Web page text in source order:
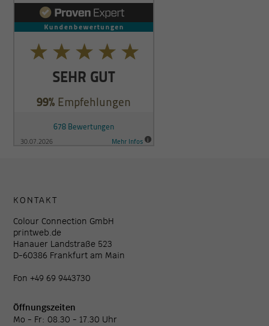
KONTAKT
Colour Connection GmbH
printweb.de
Hanauer Landstraße 523
D-60386 Frankfurt am Main
Fon +49 69 9443730
Öffnungszeiten
Mo - Fr: 08.30 - 17.30 Uhr